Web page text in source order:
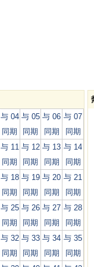
与 04
同期
与 05
同期
与 06
同期
与 07
同期
与 11
同期
与 12
同期
与 13
同期
与 14
同期
与 18
同期
与 19
同期
与 20
同期
与 21
同期
与 25
同期
与 26
同期
与 27
同期
与 28
同期
与 32
同期
与 33
同期
与 34
同期
与 35
同期